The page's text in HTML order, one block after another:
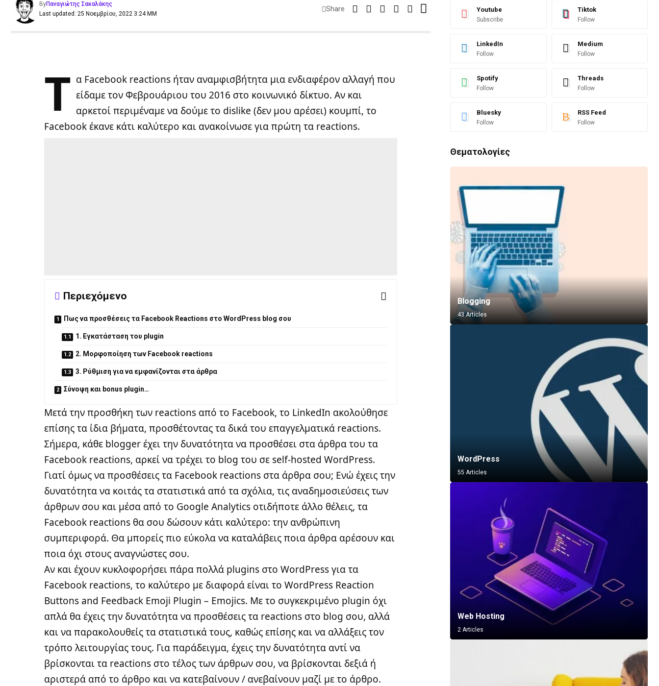
Last updated: 25 Νοεμβρίου, 2022 3:24 ΜΜ
ByΠαναγιώτης Σακαλάκης
Share
Τ α Facebook reactions ήταν αναμφισβήτητα μια ενδιαφέρον αλλαγή που
είδαμε τον Φεβρουάριου του 2016 στο κοινωνικό δίκτυο. Αν και
αρκετοί περιμέναμε να δούμε το dislike (δεν μου αρέσει) κουμπί, το
Facebook έκανε κάτι καλύτερο και ανακοίνωσε για πρώτη τα reactions.
Περιεχόμενο
Πως να προσθέσεις τα Facebook Reactions στο WordPress blog σου
1. Εγκατάσταση του plugin
2. Μορφοποίηση των Facebook reactions
3. Ρύθμιση για να εμφανίζονται στα άρθρα
Σύνοψη και bonus plugin…
Μετά την προσθήκη των reactions από το Facebook, το LinkedIn ακολούθησε
επίσης τα ίδια βήματα, προσθέτοντας τα δικά του επαγγελματικά reactions.
Σήμερα, κάθε blogger έχει την δυνατότητα να προσθέσει στα άρθρα του τα
Facebook reactions, αρκεί νατρέχει το blog του σε self-hosted WordPress.
Γιατί όμως να προσθέσεις τα Facebook reactions στα άρθρα σου; Ενώ έχεις την
δυνατότητα να κοιτάς τα στατιστικά από τα σχόλια, τις αναδημοσιεύσεις των
άρθρων σου και μέσα από το Google Analytics οτιδήποτε άλλο θέλεις, τα
Facebook reactions θα σου δώσουν κάτι καλύτερο: την ανθρώπινη
συμπεριφορά. Θα μπορείς πιο εύκολα να καταλάβεις ποια άρθρα αρέσουν και
ποια όχι στους αναγνώστες σου.
Αν και έχουν κυκλοφορήσει πάρα πολλά plugins στο WordPress για τα
Facebook reactions, το καλύτερο με διαφορά είναι τοWordPress Reaction
Buttons and Feedback Emoji Plugin – Emojics. Με το συγκεκριμένο plugin όχι
απλά θα έχεις την δυνατότητα να προσθέσεις τα reactions στο blog σου, αλλά
και να παρακολουθείς τα στατιστικά τους, καθώς επίσης και να αλλάξεις τον
τρόπο λειτουργίας τους. Για παράδειγμα, έχεις την δυνατότητα αντί να
βρίσκονται τα reactions στο τέλος των άρθρων σου, να βρίσκονται δεξιά ή
αριστερά από το άρθρο και να κατεβαίνουν / ανεβαίνουν μαζί με το άρθρο.
Youtube
Subscribe
Tiktok
Follow
LinkedIn
Follow
Medium
Follow
Spotify
Follow
Threads
Follow
Bluesky
Follow
RSS Feed
Follow
Θεματολογίες
Blogging
43 Articles
WordPress
55 Articles
Web Hosting
2 Articles